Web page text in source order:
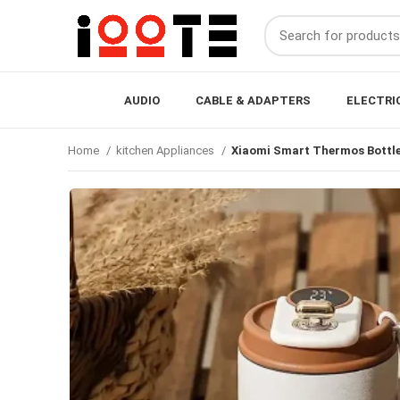
AUDIO CABLE & ADAPTERS
Home kitchen Appliances Xiaomi Smart Thermos